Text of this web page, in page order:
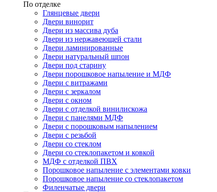
По отделке
Глянцевые двери
Двери винорит
Двери из массива дуба
Двери из нержавеющей стали
Двери ламинированные
Двери натуральный шпон
Двери под старину
Двери порошковое напыление и МДФ
Двери с витражами
Двери с зеркалом
Двери с окном
Двери с отделкой винилискожа
Двери с панелями МДФ
Двери с порошковым напылением
Двери с резьбой
Двери со стеклом
Двери со стеклопакетом и ковкой
МДФ с отделкой ПВХ
Порошковое напыление с элементами ковки
Порошковое напыление со стеклопакетом
Филенчатые двери